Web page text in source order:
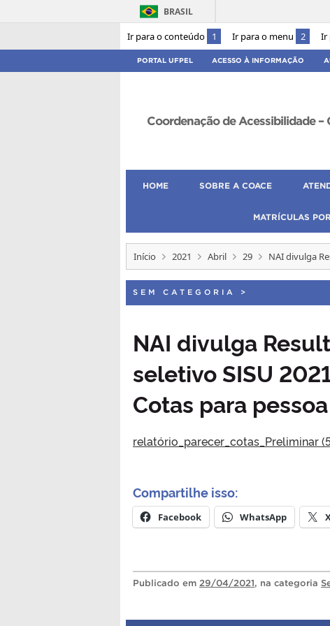
Ir para o conteúdo 1 Ir para o menu 2 Ir
BRASIL
PORTAL UFPEL ACESSO À INFORMAÇÃO
Coordenação de Acessibilidade –
HOME SOBRE A COACE
MATRÍCULAS
Início 2021 Abril 29 NAI divulga
SEM CATEGORIA >
NAI divulga
seletivo SISU
Cotas para
relatório_parecer_cotas_Preliminar
Compartilhe isso:
Facebook WhatsApp
Publicado em 29/04/2021, na categoria